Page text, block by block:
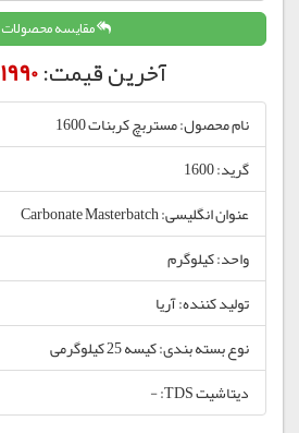
مقایسه محصولات
آخرین قیمت:1990 تومان
نام محصول: مستربچ کربنات 1600
گرید: 1600
عنوان انگلیسی: Carbonate Masterbatch
واحد: کیلوگرم
تولید کننده: آریا
نوع بسته بندی: کیسه 25 کیلوگرمی
دیتاشیت TDS: -